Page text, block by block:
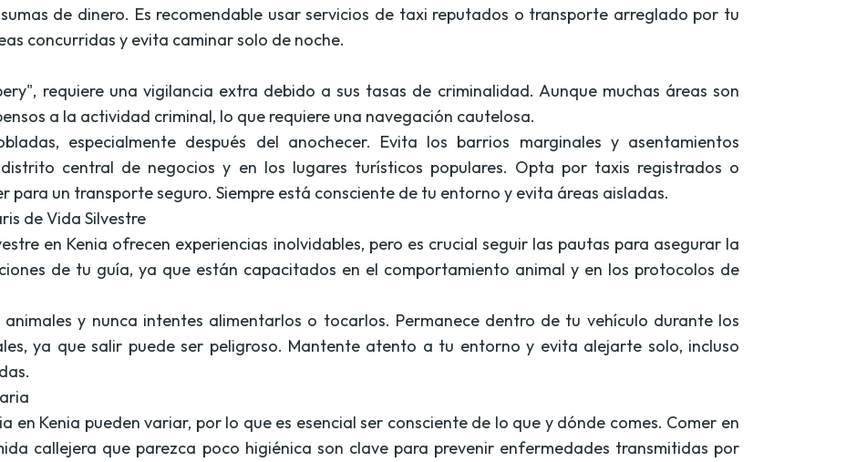
de dinero. Es recomendable usar servicios de taxi reputados o transporte arreglado por tu
concurridas y evita caminar solo de noche.
requiere una vigilancia extra debido a sus tasas de criminalidad. Aunque muchas áreas son
a la actividad criminal, lo que requiere una navegación cautelosa.
especialmente después del anochecer. Evita los barrios marginales y asentamientos
central de negocios y en los lugares turísticos populares. Opta por taxis registrados o
para un transporte seguro. Siempre está consciente de tu entorno y evita áreas aisladas.
de Vida Silvestre
en Kenia ofrecen experiencias inolvidables, pero es crucial seguir las pautas para asegurar la
de tu guía, ya que están capacitados en el comportamiento animal y en los protocolos de
y nunca intentes alimentarlos o tocarlos. Permanece dentro de tu vehículo durante los
ya que salir puede ser peligroso. Mantente atento a tu entorno y evita alejarte solo, incluso
en Kenia pueden variar, por lo que es esencial ser consciente de lo que y dónde comes. Comer en
callejera que parezca poco higiénica son clave para prevenir enfermedades transmitidas por